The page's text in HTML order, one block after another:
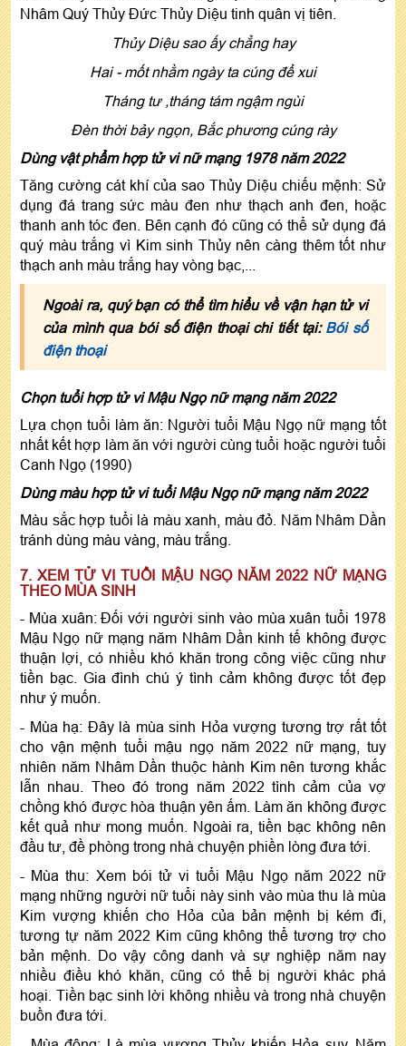
Nhâm Quý Thủy Đức Thủy Diệu tinh quân vị tiên.
Thủy Diệu sao ấy chẳng hay
Hai - mốt nhằm ngày ta cúng để xui
Tháng tư ,tháng tám ngậm ngùi
Đèn thời bảy ngọn, Bắc phương cúng rày
Dùng vật phẩm hợp tử vi nữ mạng 1978 năm 2022
Tăng cường cát khí của sao Thủy Diệu chiếu mệnh: Sử
dụng đá trang sức màu đen như thạch anh đen, hoặc
thanh anh tóc đen. Bên cạnh đó cũng có thể sử dụng đá
quý màu trắng vì Kim sinh Thủy nên càng thêm tốt như
thạch anh màu trắng hay vòng bạc,...
Ngoài ra, quý bạn có thể tìm hiểu về vận hạn tử vi
của mình qua bói số điện thoại chi tiết tại: Bói số
điện thoại
Chọn tuổi hợp tử vi Mậu Ngọ nữ mạng năm 2022
Lựa chọn tuổi làm ăn: Người tuổi Mậu Ngọ nữ mạng tốt
nhất kết hợp làm ăn với người cùng tuổi hoặc người tuổi
Canh Ngọ (1990)
Dùng màu hợp tử vi tuổi Mậu Ngọ nữ mạng năm 2022
Màu sắc hợp tuổi là màu xanh, màu đỏ. Năm Nhâm Dần
tránh dùng màu vàng, màu trắng.
7. XEM TỬ VI TUỔI MẬU NGỌ NĂM 2022 NỮ MẠNG
THEO MÙA SINH
- Mùa xuân: Đối với người sinh vào mùa xuân tuổi 1978
Mậu Ngọ nữ mạng năm Nhâm Dần kinh tế không được
thuận lợi, có nhiều khó khăn trong công việc cũng như
tiền bạc. Gia đình chú ý tình cảm không được tốt đẹp
như ý muốn.
- Mùa hạ: Đây là mùa sinh Hỏa vượng tương trợ rất tốt
cho vận mệnh tuổi mậu ngọ năm 2022 nữ mạng, tuy
nhiên năm Nhâm Dần thuộc hành Kim nên tương khắc
lẫn nhau. Theo đó trong năm 2022 tình cảm của vợ
chồng khó được hòa thuận yên ấm. Làm ăn không được
kết quả như mong muốn. Ngoài ra, tiền bạc không nên
đầu tư, đề phòng trong nhà chuyện phiền lòng đưa tới.
- Mùa thu: Xem bói tử vi tuổi Mậu Ngọ năm 2022 nữ
mạng những người nữ tuổi này sinh vào mùa thu là mùa
Kim vượng khiến cho Hỏa của bản mệnh bị kém đi,
tương tự năm 2022 Kim cũng không thể tương trợ cho
bản mệnh. Do vậy công danh và sự nghiệp năm nay
nhiều điều khó khăn, cũng có thể bị người khác phá
hoại. Tiền bạc sinh lời không nhiều và trong nhà chuyện
buồn đưa tới.